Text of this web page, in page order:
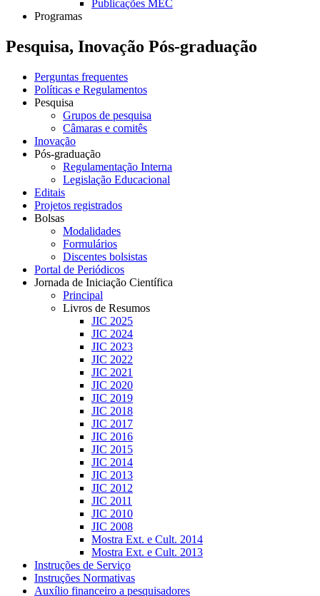
Publicações MEC
Programas
Pesquisa, Inovação Pós-graduação
Perguntas frequentes
Políticas e Regulamentos
Pesquisa
Grupos de pesquisa
Câmaras e comitês
Inovação
Pós-graduação
Regulamentação Interna
Legislação Educacional
Editais
Projetos registrados
Bolsas
Modalidades
Formulários
Discentes bolsistas
Portal de Periódicos
Jornada de Iniciação Científica
Principal
Livros de Resumos
JIC 2025
JIC 2024
JIC 2023
JIC 2022
JIC 2021
JIC 2020
JIC 2019
JIC 2018
JIC 2017
JIC 2016
JIC 2015
JIC 2014
JIC 2013
JIC 2012
JIC 2011
JIC 2010
JIC 2008
Mostra Ext. e Cult. 2014
Mostra Ext. e Cult. 2013
Instruções de Serviço
Instruções Normativas
Auxílio financeiro a pesquisadores